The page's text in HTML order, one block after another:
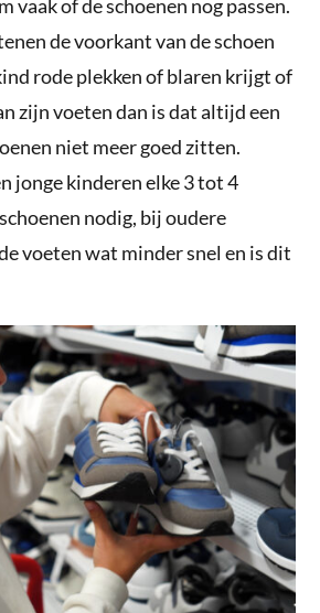
vaak of de schoenen nog passen.
de voorkant van de schoen
rode plekken of blaren krijgt of
zijn voeten dan is dat altijd een
niet meer goed zitten.
jonge kinderen elke 3 tot 4
nodig, bij oudere
voeten wat minder snel en is dit